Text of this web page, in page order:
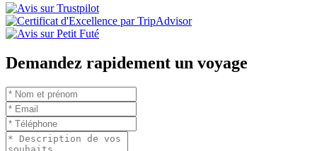
Demandez rapidement un voyage